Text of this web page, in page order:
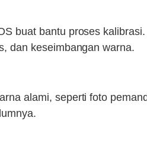
buat bantu proses
dan keseimbangan warna.
alami, seperti foto